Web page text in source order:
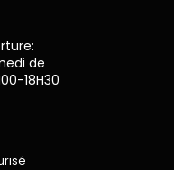
de
18H30